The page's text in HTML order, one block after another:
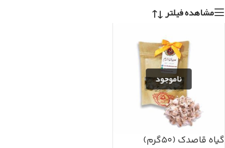
مشاهده فیلتر
گیاه قاصدک (۵۰گرم)